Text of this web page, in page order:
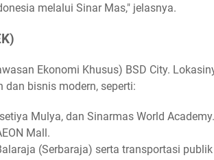
melalui Sinar Mas," jelasnya.
Ekonomi Khusus) BSD City.
bisnis modern, seperti:
Mulya, dan Sinarmas World Academy.
Mall.
(Serbaraja) serta transportasi publik